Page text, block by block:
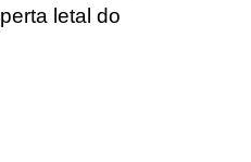
letal do